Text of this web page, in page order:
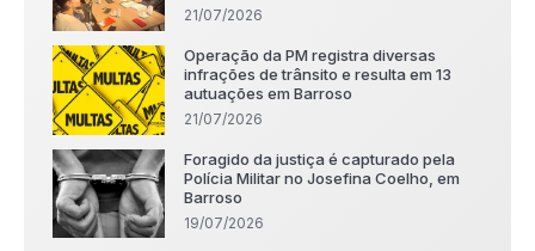
21/07/2026
Operação da PM registra diversas
infrações de trânsito e resulta em 13
autuações em Barroso
21/07/2026
Foragido da justiça é capturado pela
Polícia Militar no Josefina Coelho, em
Barroso
19/07/2026